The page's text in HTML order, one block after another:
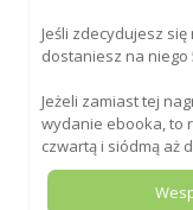
Jeśli zdecydujesz
dostaniesz na niego
Jeżeli zamiast tej
wydanie ebooka, to
czwartą i siódmą aż